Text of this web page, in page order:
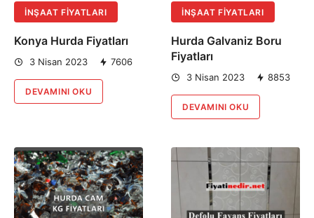
İNŞAAT FIYATLARI
Konya Hurda Fiyatları
3 Nisan 2023 7606
DEVAMINI OKU
İNŞAAT FIYATLARI
Hurda Galvaniz Boru
Fiyatları
3 Nisan 2023 8853
DEVAMINI OKU